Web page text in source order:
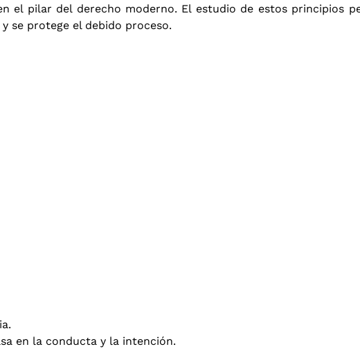
el pilar del derecho moderno. El estudio de estos principios
se protege el debido proceso.
en la conducta y la intención.